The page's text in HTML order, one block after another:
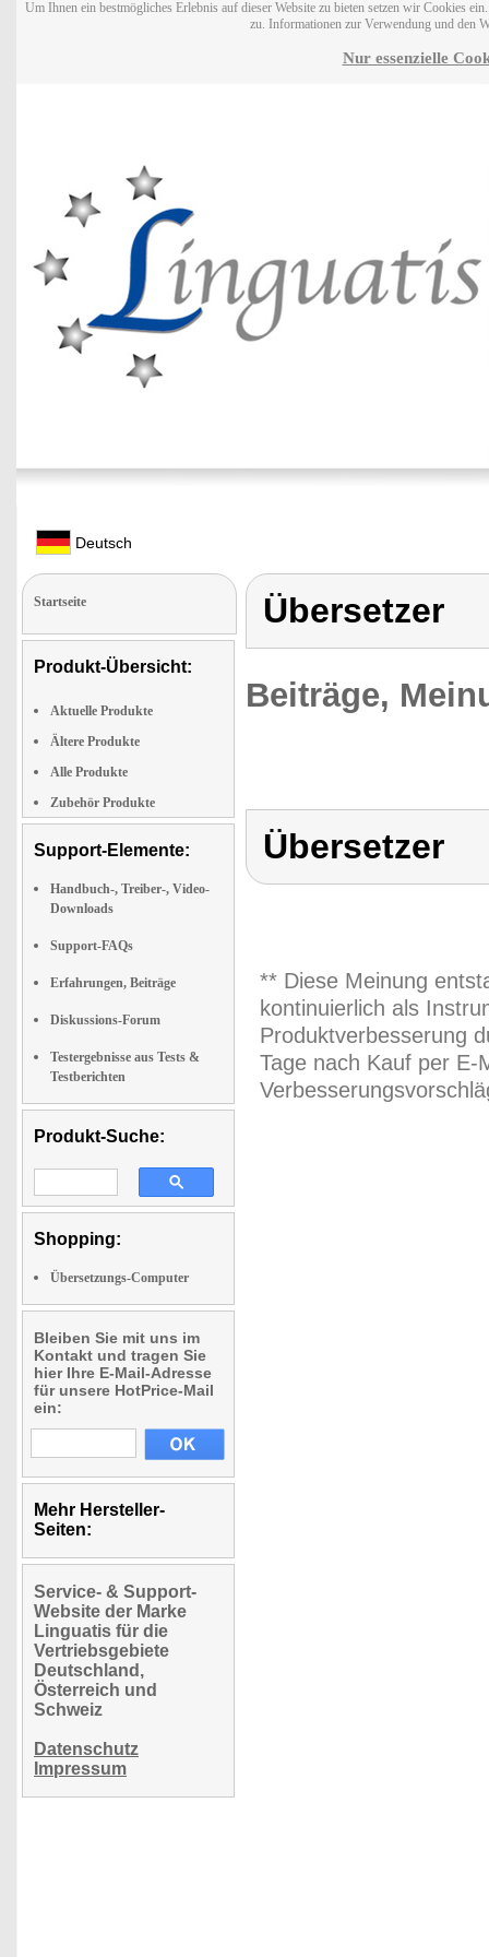
Um Ihnen ein bestmögliches Erlebnis auf dieser Website zu bieten setzen wir Cookies
zu. Informationen zur Verwendung und den
Nur essenzielle
Deutsch
Startseite
Produkt-Übersicht:
Aktuelle Produkte
Ältere Produkte
Alle Produkte
Zubehör Produkte
Support-Elemente:
Handbuch-, Treiber-, Video-
Downloads
Support-FAQs
Erfahrungen, Beiträge
Diskussions-Forum
Testergebnisse aus Tests &
Testberichten
Produkt-Suche:
Shopping:
Übersetzungs-Computer
Bleiben Sie mit uns im
Kontakt und tragen Sie
hier Ihre E-Mail-Adresse
für unsere HotPrice-Mail
ein:
Mehr Hersteller-
Seiten:
Service- & Support-
Website der Marke
Linguatis für die
Vertriebsgebiete
Deutschland,
Österreich und
Schweiz
Datenschutz
Impressum
Übersetzer
Beiträge,
Übersetzer
** Diese Meinung
kontinuierlich als
Produktverbesserung
Tage nach Kauf per E-